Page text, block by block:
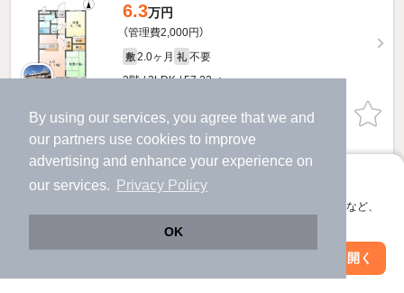
By using our services, you agree that we and
our partners use cookies to improve
advertising and enhance your experience on
our services.
Privacy Policy
OK
アプリに切り替えて、サクサクお部屋探し
会員登録なしですぐ使える。マップ検索やお気に入り保存など、
アプリを開く
6.3万円
（管理費2,000円）
敷 2.0ヶ月 礼 不要
2階 / 2LDK / 57.33㎡
お問い合わせ（無料）
メゾン・ハピネスのすべての部屋を見る
絞り込み条件を変更